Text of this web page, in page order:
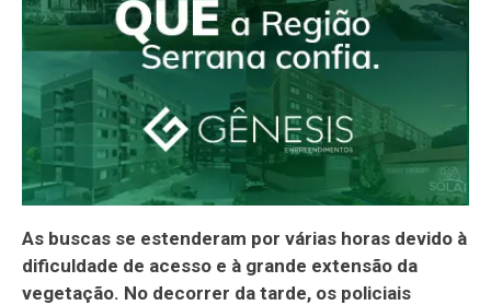
As buscas se estenderam por várias horas devido à
dificuldade de acesso e à grande extensão da
vegetação. No decorrer da tarde, os policiais